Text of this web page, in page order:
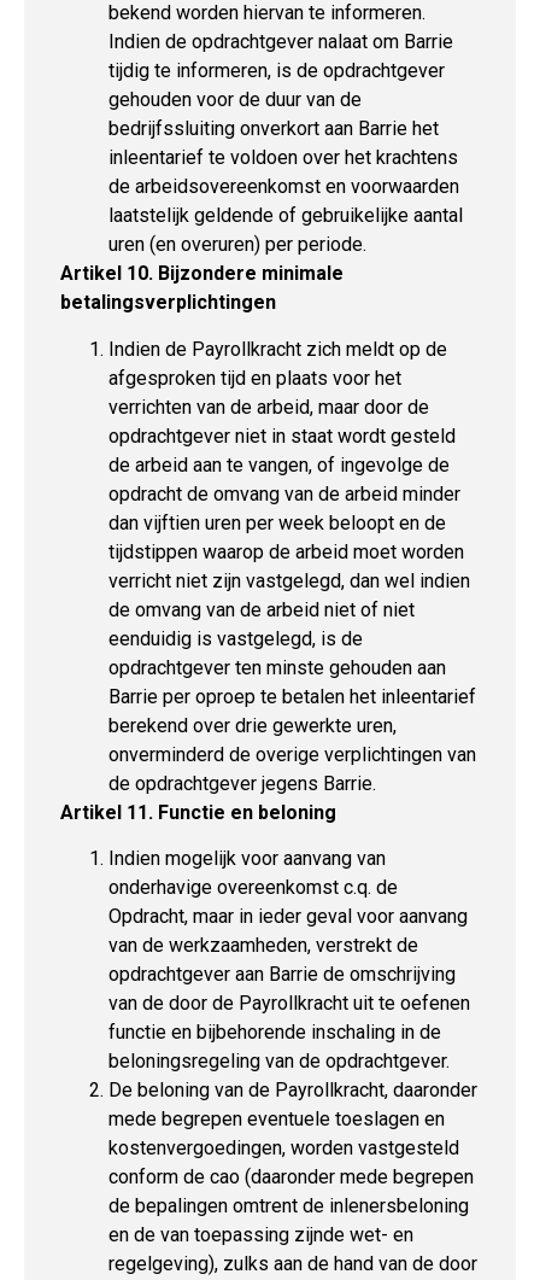
bekend worden hiervan te informeren.
Indien de opdrachtgever nalaat om Barrie
tijdig te informeren, is de opdrachtgever
gehouden voor de duur van de
bedrijfssluiting onverkort aan Barrie het
inleentarief te voldoen over het krachtens
de arbeidsovereenkomst en voorwaarden
laatstelijk geldende of gebruikelijke aantal
uren (en overuren) per periode.
Artikel 10. Bijzondere minimale
betalingsverplichtingen
Indien de Payrollkracht zich meldt op de
afgesproken tijd en plaats voor het
verrichten van de arbeid, maar door de
opdrachtgever niet in staat wordt gesteld
de arbeid aan te vangen, of ingevolge de
opdracht de omvang van de arbeid minder
dan vijftien uren per week beloopt en de
tijdstippen waarop de arbeid moet worden
verricht niet zijn vastgelegd, dan wel indien
de omvang van de arbeid niet of niet
eenduidig is vastgelegd, is de
opdrachtgever ten minste gehouden aan
Barrie per oproep te betalen het inleentarief
berekend over drie gewerkte uren,
onverminderd de overige verplichtingen van
de opdrachtgever jegens Barrie.
Artikel 11. Functie en beloning
Indien mogelijk voor aanvang van
onderhavige overeenkomst c.q. de
Opdracht, maar in ieder geval voor aanvang
van de werkzaamheden, verstrekt de
opdrachtgever aan Barrie de omschrijving
van de door de Payrollkracht uit te oefenen
functie en bijbehorende inschaling in de
beloningsregeling van de opdrachtgever.
De beloning van de Payrollkracht, daaronder
mede begrepen eventuele toeslagen en
kostenvergoedingen, worden vastgesteld
conform de cao (daaronder mede begrepen
de bepalingen omtrent de inlenersbeloning
en de van toepassing zijnde wet- en
regelgeving), zulks aan de hand van de door